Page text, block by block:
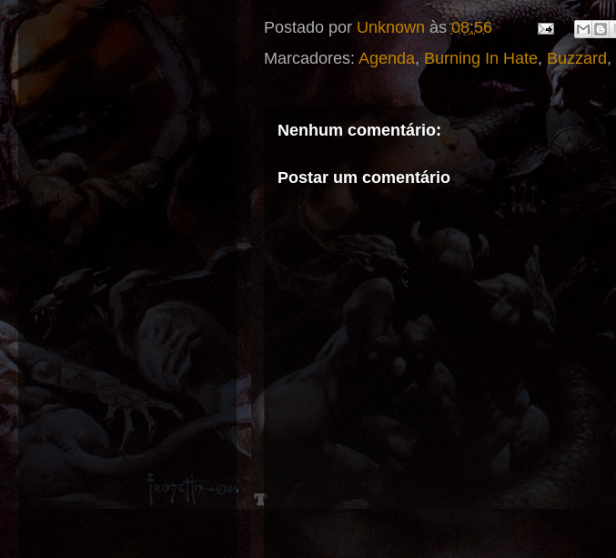
Postado por Unknown às08:56
Marcadores: Agenda, Burning In Hate, Buzzard,
Nenhum comentário:
Postar um comentário